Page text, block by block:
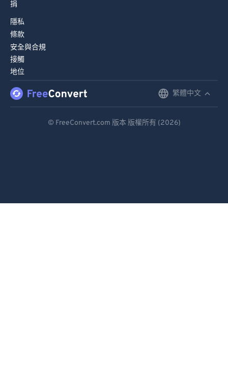
捐
隱私
條款
安全與合規
接觸
地位
繁體中文
© FreeConvert.com 版本 版權所有 (2026)